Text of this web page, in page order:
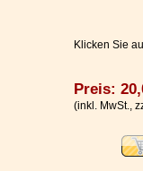
Ihr WarenkorbKlicken Sie
Preis:
(inkl. MwSt.,